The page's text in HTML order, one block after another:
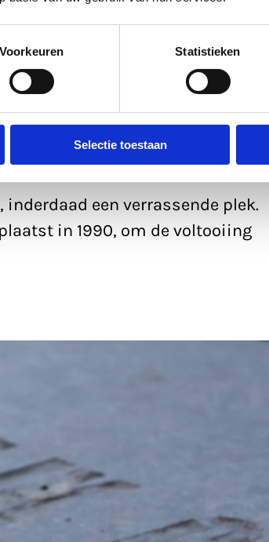
Voorkeuren Statistieken
Selectie toestaan
waar je niet snel zou kijken. We
af, en dan ziet een van ons
een verrassende plek.
in 1990, om de voltooiing